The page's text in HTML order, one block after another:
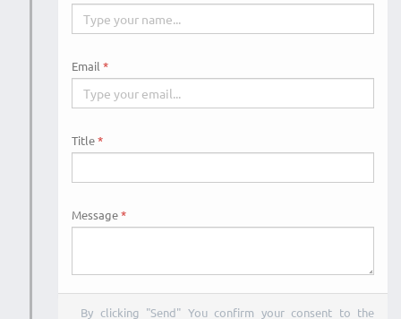
Email
Title
Message
By clicking "Send" You confirm your consent to the